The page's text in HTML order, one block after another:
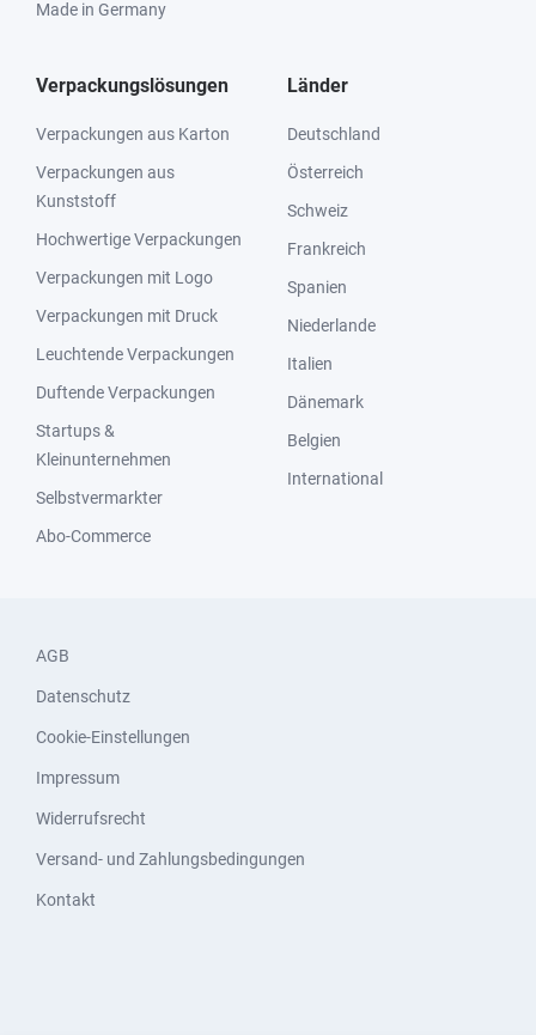
Made in Germany
Verpackungslösungen
Verpackungen aus Karton
Verpackungen aus
Kunststoff
Hochwertige Verpackungen
Verpackungen mit Logo
Verpackungen mit Druck
Leuchtende Verpackungen
Duftende Verpackungen
Startups &
Kleinunternehmen
Selbstvermarkter
Abo-Commerce
Länder
Deutschland
Österreich
Schweiz
Frankreich
Spanien
Niederlande
Italien
Dänemark
Belgien
International
AGB
Datenschutz
Cookie-Einstellungen
Impressum
Widerrufsrecht
Versand- und Zahlungsbedingungen
Kontakt